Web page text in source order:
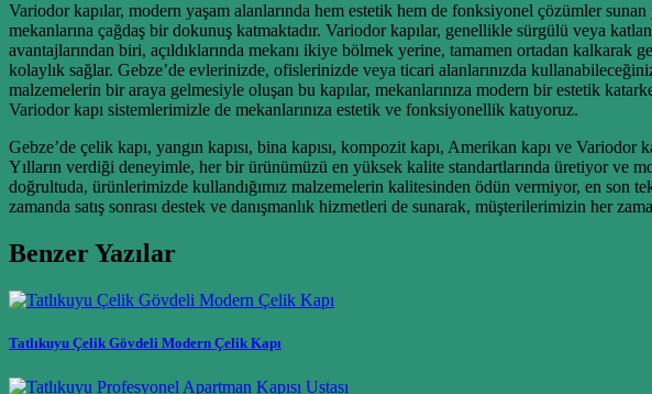
Variodor kapılar, modern yaşam alanlarında hem estetik hem de fonksiyonel çözümler
mekanlarına çağdaş bir dokunuş katmaktadır. Variodor kapılar, genellikle sürgülü veya
avantajlarından biri, açıldıklarında mekanı ikiye bölmek yerine, tamamen ortadan
kolaylık sağlar. Gebze’de evlerinizde, ofislerinizde veya ticari alanlarınızda
malzemelerin bir araya gelmesiyle oluşan bu kapılar, mekanlarınıza modern bir estetik
Variodor kapı sistemlerimizle de mekanlarınıza estetik ve fonksiyonellik katıyoruz.
Gebze’de çelik kapı, yangın kapısı, bina kapısı, kompozit kapı, Amerikan kapı ve
Yılların verdiği deneyimle, her bir ürünümüzü en yüksek kalite standartlarında üretiyor
doğrultuda, ürünlerimizde kullandığımız malzemelerin kalitesinden ödün vermiyor, en son
zamanda satış sonrası destek ve danışmanlık hizmetleri de sunarak, müşterilerimizin her
Benzer Yazılar
Tatlıkuyu Çelik Gövdeli Modern Çelik Kapı